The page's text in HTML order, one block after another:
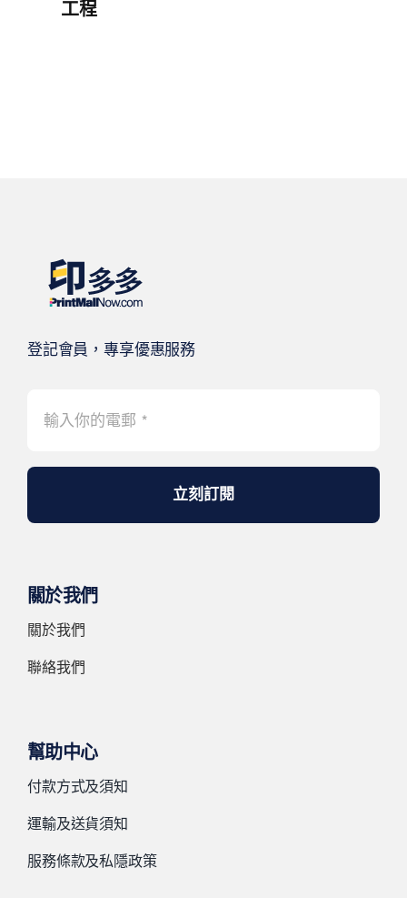
工程
登記會員，專享優惠服務
立刻訂閱
關於我們
關於我們
聯絡我們
幫助中心
付款方式及須知
運輸及送貨須知
服務條款及私隱政策